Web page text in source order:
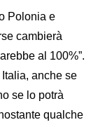
Polonia e
cambierà
al 100%”.
anche se
se lo potrà
qualche